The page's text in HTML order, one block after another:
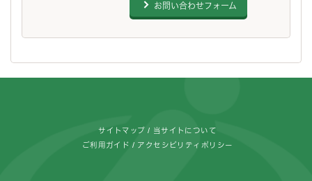
お問い合わせフォーム
サイトマップ 当サイトについて
ご利用ガイド アクセシビリティポリシー